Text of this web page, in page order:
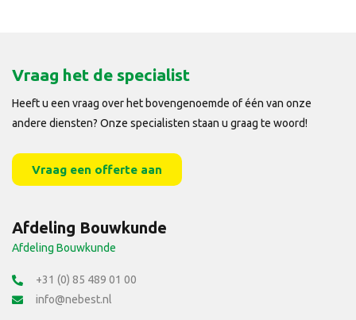
Vraag het de specialist
Heeft u een vraag over het bovengenoemde of één van onze
andere diensten? Onze specialisten staan u graag te woord!
Vraag een offerte aan
Afdeling Bouwkunde
Afdeling Bouwkunde
+31 (0) 85 489 01 00
info@nebest.nl